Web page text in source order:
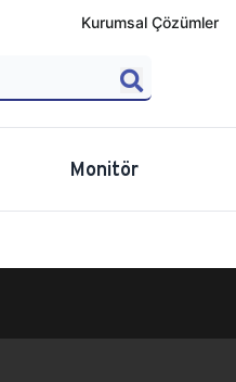
Kurumsal Çözümler
Monitör